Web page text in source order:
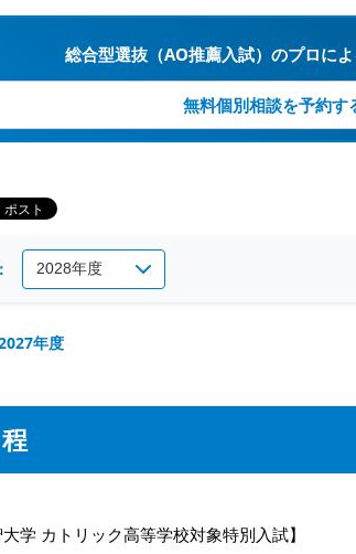
総合型選抜（AO推薦入試）のプロに
無料個別相談を予約す
年度
大学 カトリック高等学校対象特別入試】